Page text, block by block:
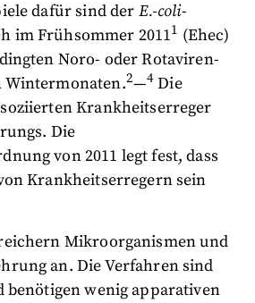
dafür sind der E.-coli-
im Frühsommer 20111 (Ehec)
Noro- oder Rotaviren-
Wintermonaten.2—4 Die
Krankheitserreger
Die
von 2011 legt fest, dass
Krankheitserregern sein
Mikroorganismen und
an. Die Verfahren sind
benötigen wenig apparativen